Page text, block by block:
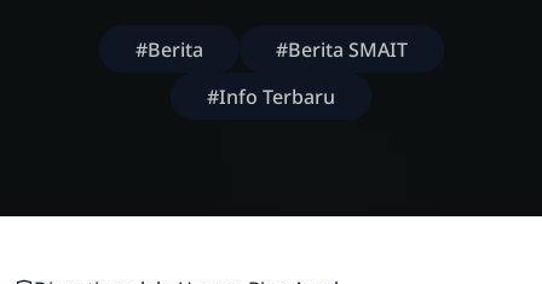
#Berita
#Berita SMAIT
#Info Terbaru